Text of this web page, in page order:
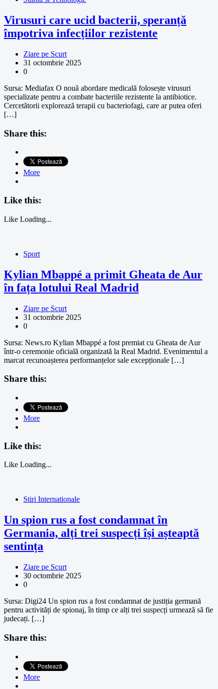
Virusuri care ucid bacterii, speranță
împotriva infecțiilor rezistente
Ziare pe Scurt
31 octombrie 2025
0
Sursa: Mediafax O nouă abordare medicală folosește virusuri
specializate pentru a combate bacteriile rezistente la antibiotice.
Cercetătorii explorează terapii cu bacteriofagi, care ar putea oferi
[…]
Share this:
More
Like this:
Like Loading...
Sport
Kylian Mbappé a primit Gheata de Aur
în fața lotului Real Madrid
Ziare pe Scurt
31 octombrie 2025
0
Sursa: News.ro Kylian Mbappé a fost premiat cu Gheata de Aur
într-o ceremonie oficială organizată la Real Madrid. Evenimentul a
marcat recunoașterea performanțelor sale excepționale […]
Share this:
More
Like this:
Like Loading...
Stiri Internationale
Un spion rus a fost condamnat în
Germania, alți trei suspecți își așteaptă
sentința
Ziare pe Scurt
30 octombrie 2025
0
Sursa: Digi24 Un spion rus a fost condamnat de justiția germană
pentru activități de spionaj, în timp ce alți trei suspecți urmează să fie
judecați. […]
Share this:
More